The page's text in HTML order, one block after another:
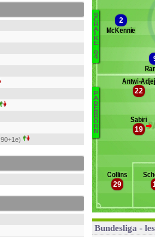
, 90+1e)
Banc des
Boujellab
Burgstaller
Matondo
Mercan
Juan Miranda
S
C
H
A
L
K
E
0
4
Banc
Fridjonsson
Huth
Hünemeier
Jastrzembski
Michel
P
A
D
E
R
B
O
R
N
2
McKennie
29
Collins
>
19
Sabiri
22
Antwi-Adjej
Bundesliga -